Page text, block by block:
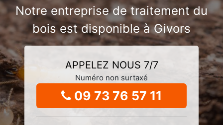
Notre entreprise de traitement du
bois est disponible à Givors
APPELEZ NOUS 7/7
Numéro non surtaxé
09 73 76 57 11